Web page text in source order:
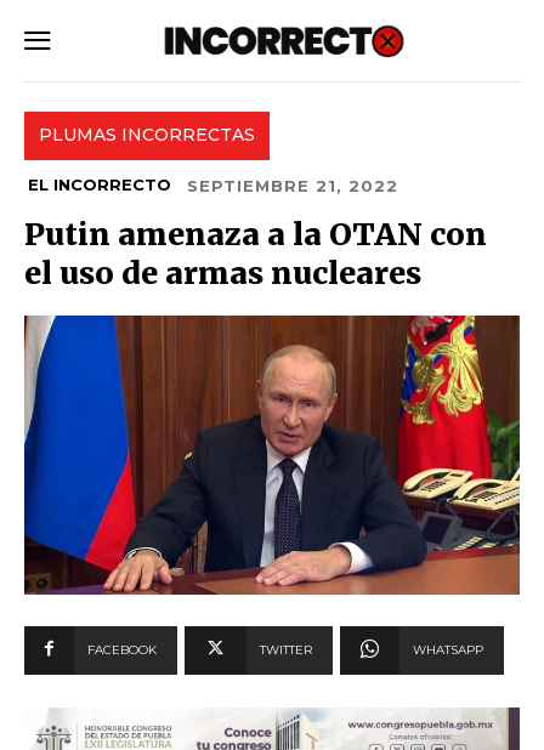
PLUMAS INCORRECTAS
EL INCORRECTO SEPTIEMBRE 21, 2022
Putin amenaza a la OTAN con
el uso de armas nucleares
FACEBOOK TWITTER WHATSAPP